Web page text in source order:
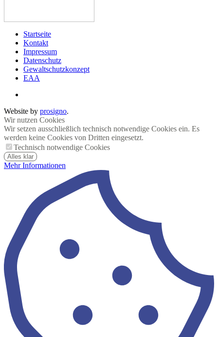
Startseite
Kontakt
Impressum
Datenschutz
Gewaltschutzkonzept
EAA
Website by prosigno.
Wir nutzen Cookies
Wir setzen ausschließlich technisch notwendige Cookies ein. Es
werden keine Cookies von Dritten eingesetzt.
Technisch notwendige Cookies
Alles klar
Mehr Informationen